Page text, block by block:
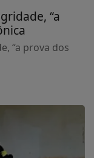
“a
“a prova dos